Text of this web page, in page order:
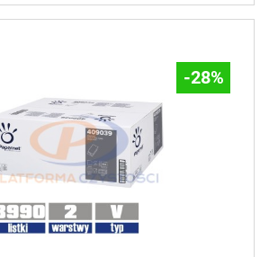
-28%